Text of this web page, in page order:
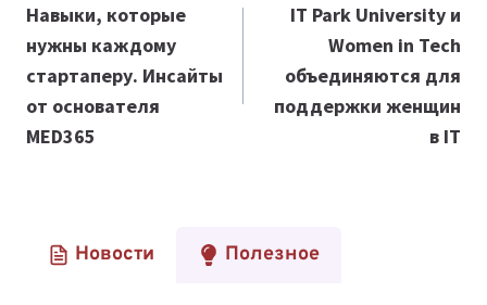
по
записям
Навыки, которые
нужны каждому
стартаперу. Инсайты
от основателя
MED365
IT Park University и
Women in Tech
объединяются для
поддержки женщин
в IT
Новости Полезное